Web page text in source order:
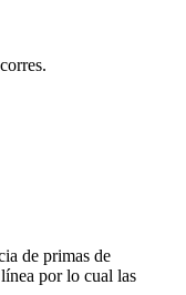
de primas de
por lo cual las